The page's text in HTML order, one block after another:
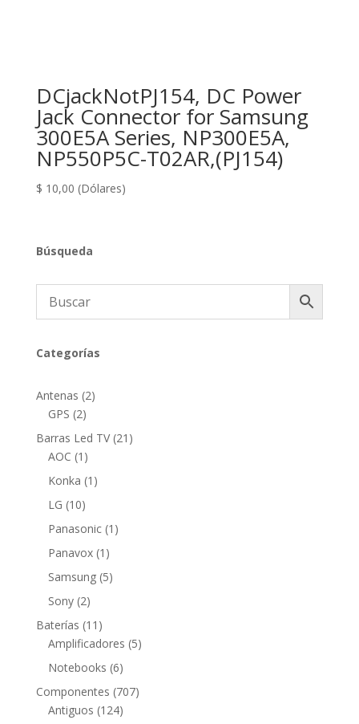
DCjackNotPJ154, DC Power
Jack Connector for Samsung
300E5A Series, NP300E5A,
NP550P5C-T02AR,(PJ154)
$ 10,00 (Dólares)
Búsqueda
Categorías
Antenas 22
GPS 22
productos
Barras Led TV 21 21
AOC 1 1
producto
Konka 1 1
LG 1010
productos
Panasonic 1 1
Panavox 1 1
producto
Samsung 55
Sony 22
productos
Baterías 11 11
productos
Amplificadores 55
Notebooks 66
productos
Componentes 707707
Antiguos 124124